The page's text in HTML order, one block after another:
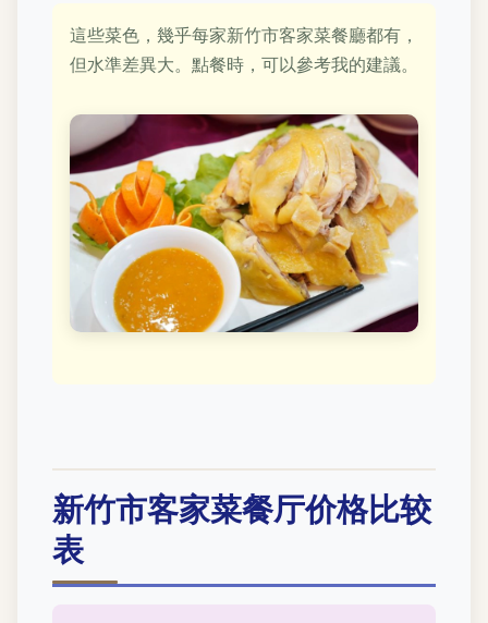
這些菜色，幾乎每家新竹市客家菜餐廳都有，
但水準差異大。點餐時，可以參考我的建議。
新竹市客家菜餐厅价格比较
表